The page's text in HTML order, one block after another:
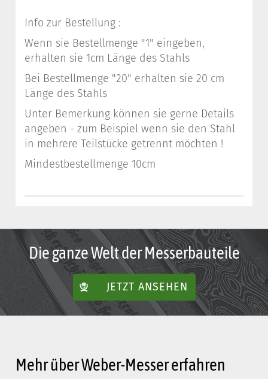
Info zur Bestellung :
Wenn sie Bestellmenge "1" eingeben,
erhalten sie 1cm Länge des Stahls
Bei Bestellmenge "20" erhalten sie 20 cm
Länge des Stahls
Unter Bemerkung können sie gerne Details
angeben - zum Beispiel wenn sie den Stahl
in mehrere Teilstücke getrennt möchten !
Mindestbestellmenge 10cm
Die ganze Welt der Messerbauteile
JETZT ANSEHEN
Mehr über Weber-Messer erfahren